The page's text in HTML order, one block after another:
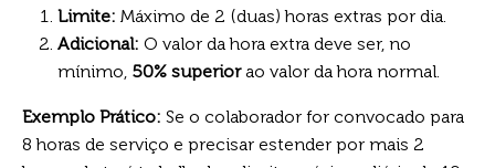
Limite: Máximo de 2 (duas) horas extras por dia.
Adicional: O valor da hora extra deve ser, no
mínimo, 50% superiorao valor da hora normal.
Exemplo Prático: Se o colaborador for convocado para
8 horas de serviço e precisar estender por mais 2